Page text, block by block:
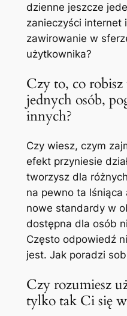
dzienne jeszcze
zanieczyści internet
zawirowanie w
użytkownika?
Czy to, co robisz
jednych osób,
innych?
Czy wiesz, czym
efekt przyniesie
tworzysz dla
na pewno ta
nowe standardy w
dostępna dla osób
Często odpowiedź
jest. Jak poradzi
Czy rozumiesz
tylko tak Ci się